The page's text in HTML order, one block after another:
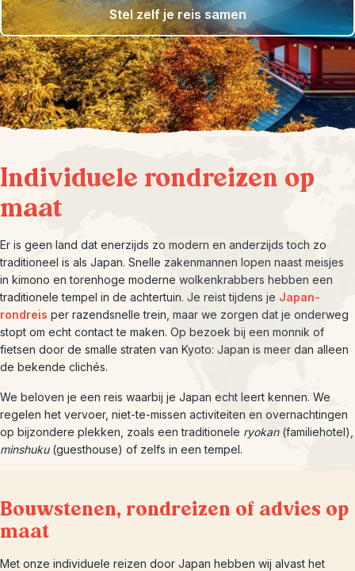
Stel zelf je reis samen
Individuele rondreizen op
maat
Er is geen land dat enerzijds zo modern en anderzijds toch zo
traditioneel is als Japan. Snelle zakenmannen lopen naast meisjes
in kimono en torenhoge moderne wolkenkrabbers hebben een
traditionele tempel in de achtertuin. Je reist tijdens je Japan-
rondreis per razendsnelle trein, maar we zorgen dat je onderweg
stopt om echt contact te maken. Op bezoek bij een monnik of
fietsen door de smalle straten van Kyoto: Japan is meer dan alleen
de bekende clichés.
We beloven je een reis waarbij je Japan echt leert kennen. We
regelen het vervoer, niet-te-missen activiteiten en overnachtingen
op bijzondere plekken, zoals een traditionele ryokan(familiehotel),
minshuku(guesthouse) of zelfs in een tempel.
Bouwstenen, rondreizen of advies op
maat
Met onze individuele reizen door Japan hebben wij alvast het